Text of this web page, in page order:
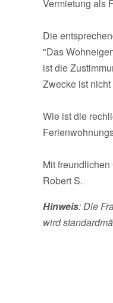
Vermietung als
Die
"Das
ist die
Zwecke ist
Wie ist die
Mit freundlichen
Robert S.
Hinweis: Die
wird